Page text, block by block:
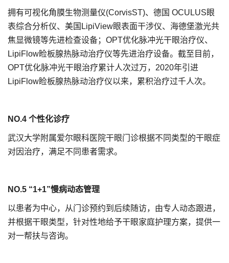
拥有可视化角膜生物测量仪(CorvisST)、德国 OCULUS眼
表综合分析仪、美国LipiView眼表面干涉仪、海德堡激光共
焦显微镜等先进检查设备；OPT优化脉冲光干眼治疗仪、
LipiFlow睑板腺热脉动治疗仪等先进治疗设备。截至目前，
OPT优化脉冲光干眼治疗累计人次过万，2020年引进
LipiFlow睑板腺热脉动治疗仪以来，累积治疗过千人次。
NO.4 个性化诊疗
武汉大学附属爱尔眼科医院干眼门诊根据不同类型的干眼症
对因治疗，满足不同患者需求。
NO.5 “1+1”慢病动态管理
以患者为中心，从门诊预约到后续随访，由专人动态跟进，
并根据干眼类型，针对性地给予干眼家庭护理方案，提供一
对一帮扶与咨询。